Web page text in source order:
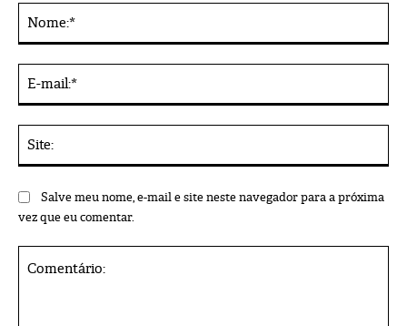
Salve meu nome, e-mail e site neste navegador para a próxima
vez que eu comentar.